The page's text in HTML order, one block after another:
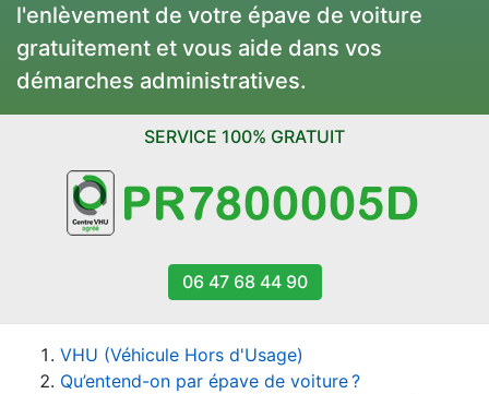
l'enlèvement de votre épave de voiture
gratuitement et vous aide dans vos
démarches administratives.
SERVICE 100% GRATUIT
06 47 68 44 90
VHU (Véhicule Hors d'Usage)
Qu’entend-on par épave de voiture ?